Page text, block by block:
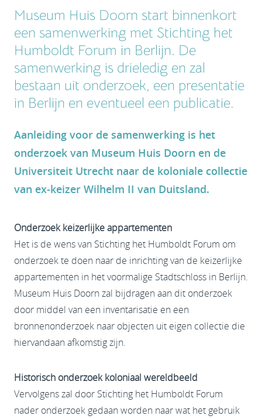
Museum Huis Doorn start binnenkort
een samenwerking met Stichting het
Humboldt Forum in Berlijn. De
samenwerking is drieledig en zal
bestaan uit onderzoek, een presentatie
in Berlijn en eventueel een publicatie.
Aanleiding voor de samenwerking is het
onderzoek van Museum Huis Doorn en de
Universiteit Utrecht naar de koloniale collectie
van ex-keizer Wilhelm II van Duitsland.
Onderzoek keizerlijke appartementen
Het is de wens van Stichting het Humboldt Forum om
onderzoek te doen naar de inrichting van de keizerlijke
appartementen in het voormalige Stadtschloss in Berlijn.
Museum Huis Doorn zal bijdragen aan dit onderzoek
door middel van een inventarisatie en een
bronnenonderzoek naar objecten uit eigen collectie die
hiervandaan afkomstig zijn.
Historisch onderzoek koloniaal wereldbeeld
Vervolgens zal door Stichting het Humboldt Forum
nader onderzoek gedaan worden naar wat het gebruik